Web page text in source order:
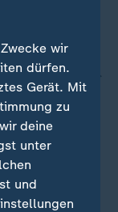
wir
dürfen.
Gerät. Mit
zu
deine
unter
und